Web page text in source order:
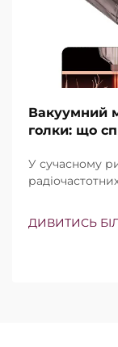
Вакуумний
голки: що
У сучасному
в тому, чи
ДИВИТИСЬ